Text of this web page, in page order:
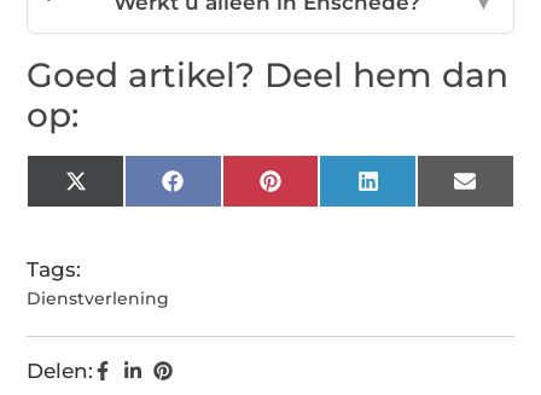
Goed artikel? Deel hem dan
op:
X
(Twitter)
FacebookPinterestLinkedIn Email
Tags:
Dienstverlening
Delen: